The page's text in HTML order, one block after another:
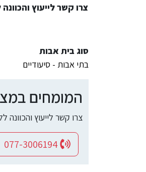
צרו קשר לייעוץ והכוונה ללא
סוג בית אבות
בתי אבות - סיעודיים
המומחים
צרו קשר לייעוץ והכוונה